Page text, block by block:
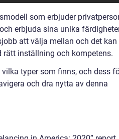
som erbjuder
erbjuda sina unika
att välja mellan och det kan
rätt inställning och kompetens.
typer som finns, och dess
och dra nytta av denna